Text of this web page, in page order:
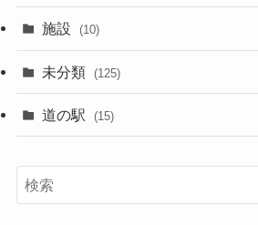
施設 (10)
未分類 (125)
道の駅 (15)